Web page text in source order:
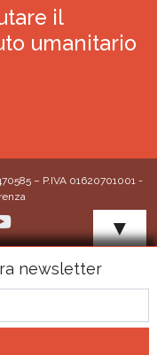
il
umanitario
– P.IVA 01620701001 -
▼
newsletter